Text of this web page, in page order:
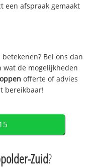
een afspraak gemaakt
Bel ons dan
wat de mogelijkheden
offerte of advies
bereikbaar!
Zuid?